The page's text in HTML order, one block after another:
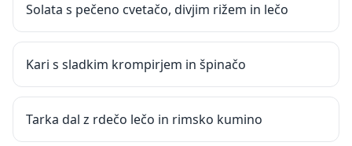
Solata s pečeno cvetačo, divjim rižem in lečo
Kari s sladkim krompirjem in špinačo
Tarka dal z rdečo lečo in rimsko kumino